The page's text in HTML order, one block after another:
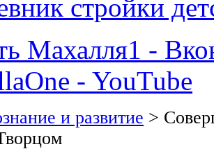
стройки
Махалля1 -
- YouTube
и развитие >